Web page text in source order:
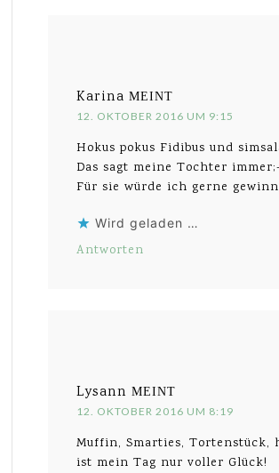
Karina MEINT
12. OKTOBER 2016 UM 9:15
Hokus pokus Fidibus und
Das sagt meine Tochter
Für sie würde ich gerne
Wird geladen …
Antworten
Lysann MEINT
12. OKTOBER 2016 UM 8:19
Muffin, Smarties, Tortenstück,
ist mein Tag nur voller Glück!